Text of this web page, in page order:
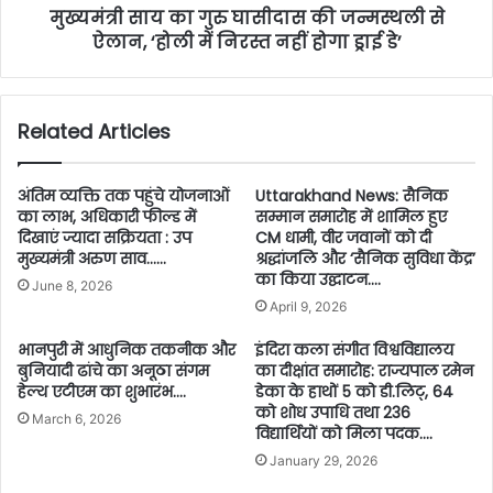
मुख्यमंत्री साय का गुरु घासीदास की जन्मस्थली से
ऐलान, ‘होली में निरस्त नहीं होगा ड्राई डे’
Related Articles
अंतिम व्यक्ति तक पहुंचे योजनाओं
का लाभ, अधिकारी फील्ड में
दिखाएं ज्यादा सक्रियता : उप
मुख्यमंत्री अरुण साव……
June 8, 2026
Uttarakhand News: सैनिक
सम्मान समारोह में शामिल हुए
CM धामी, वीर जवानों को दी
श्रद्धांजलि और ‘सैनिक सुविधा केंद्र’
का किया उद्घाटन….
April 9, 2026
भानपुरी में आधुनिक तकनीक और
बुनियादी ढांचे का अनूठा संगम
हेल्थ एटीएम का शुभारंभ….
March 6, 2026
इंदिरा कला संगीत विश्वविद्यालय
का दीक्षांत समारोह: राज्यपाल रमेन
डेका के हाथों 5 को डी.लिट्, 64
को शोध उपाधि तथा 236
विद्यार्थियों को मिला पदक….
January 29, 2026